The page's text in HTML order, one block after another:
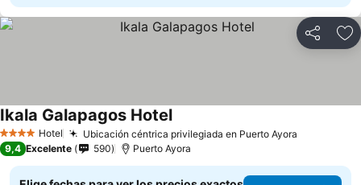
Compartir
4 EstrellasHotel Ubicación céntrica privilegiada en Puerto Ayora
Ikala Galapagos HotelVer precios
9,4 Excelente 590 Puerto Ayora